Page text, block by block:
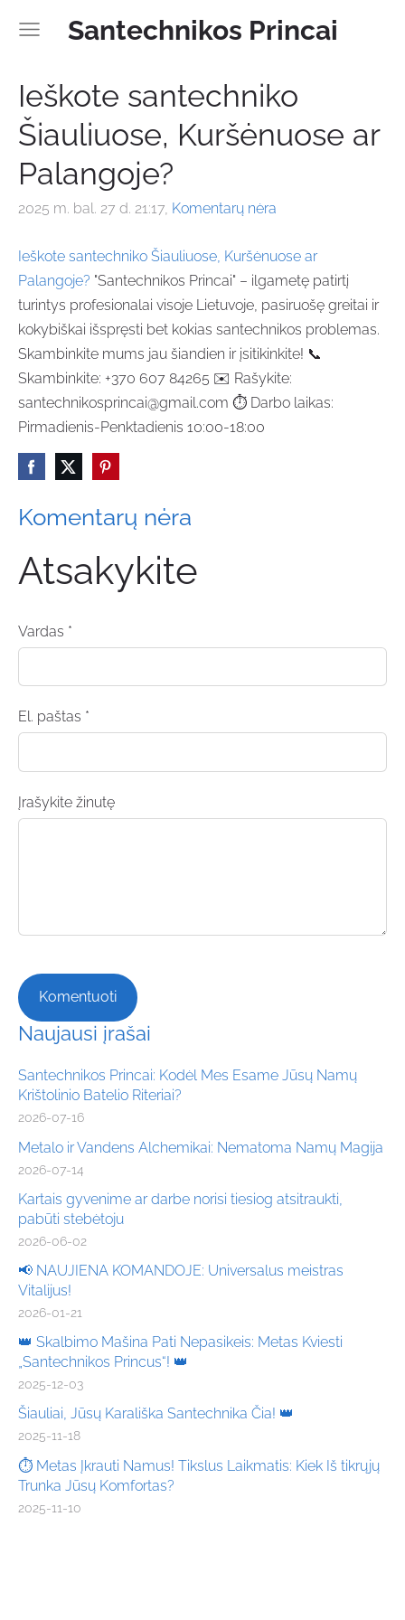
Santechnikos Princai
Naujausi įrašai
Santechnikos Princai: Kodėl Mes Esame Jūsų Namų
Krištolinio Batelio Riteriai?
2026-07-16
Metalo ir Vandens Alchemikai: Nematoma Namų Magija
2026-07-14
Kartais gyvenime ar darbe norisi tiesiog atsitraukti,
pabūti stebėtoju
2026-06-02
📢 NAUJIENA KOMANDOJE: Universalus meistras
Vitalijus!
2026-01-21
👑 Skalbimo Mašina Pati Nepasikeis: Metas Kviesti
„Santechnikos Princus“! 👑
2025-12-03
Šiauliai, Jūsų Karališka Santechnika Čia! 👑
2025-11-18
⏱️ Metas Įkrauti Namus! Tikslus Laikmatis: Kiek Iš tikrųjų
Trunka Jūsų Komfortas?
2025-11-10
Ieškote santechniko
Šiauliuose, Kuršėnuose ar
Palangoje?
2025 m. bal. 27 d. 21:17, Komentarų nėra
Ieškote santechniko Šiauliuose, Kuršėnuose ar
Palangoje? "Santechnikos Princai" – ilgametę patirtį
turintys profesionalai visoje Lietuvoje, pasiruošę greitai ir
kokybiškai išspręsti bet kokias santechnikos problemas.
Skambinkite mums jau šiandien ir įsitikinkite! 📞
Skambinkite: +370 607 84265 ✉️ Rašykite:
santechnikosprincai@gmail.com ⏱️ Darbo laikas:
Pirmadienis-Penktadienis 10:00-18:00
Komentarų nėra
Atsakykite
Vardas *
El. paštas *
Įrašykite žinutę